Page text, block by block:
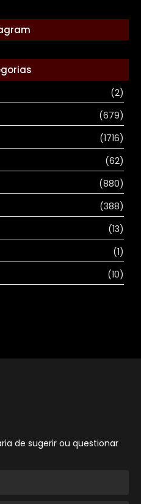
(2)
(679)
(1716)
(62)
(880)
(388)
(13)
(1)
(10)
de sugerir ou questionar